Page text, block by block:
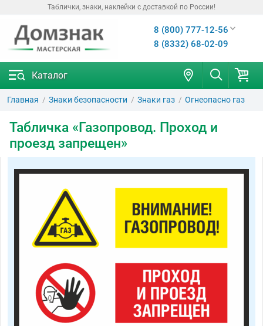
Таблички, знаки, наклейки с доставкой по России!
8 (800) 777-12-56
8 (8332) 68-02-09
Каталог
Главная Знаки безопасности Знаки газ Огнеопасно газ
Табличка «Газопровод. Проход и
проезд запрещен»